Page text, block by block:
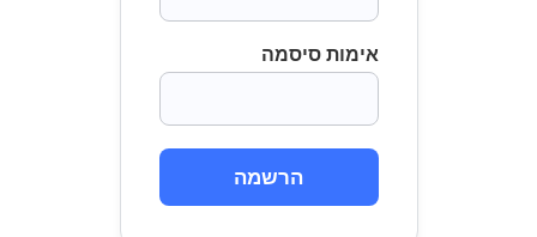
אימות סיסמה
הרשמה